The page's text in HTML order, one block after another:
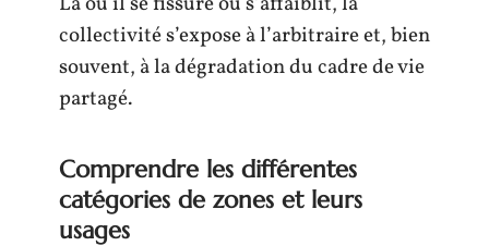
collectivité s’expose à l’arbitraire et, bien
souvent, à la dégradation du cadre de vie
partagé.
Comprendre les différentes
catégories de zones et leurs
usages